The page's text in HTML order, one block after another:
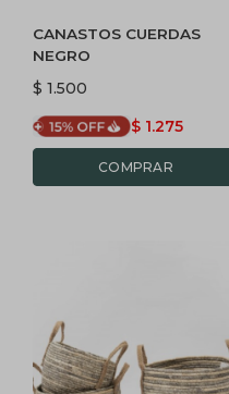
CANASTOS CUERDAS
NEGRO
$ 1.500
$ 1.275